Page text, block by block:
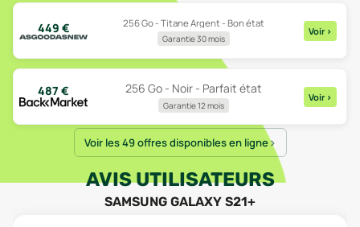
449 € 256 Go - Titane Argent - Bon état
Garantie 30 mois
Voir >
487 € 256 Go - Noir - Parfait état
Garantie 12 mois
Voir >
Voir les 49 offres disponibles en ligne
AVIS UTILISATEURS
SAMSUNG GALAXY S21+